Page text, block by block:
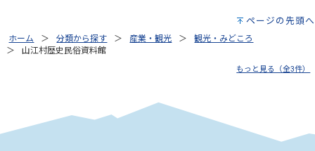
ページの先頭へ
ホーム 分類から探す 産業・観光
観光・みどころ
山江村歴史民俗資料館
もっと見る（全3件）